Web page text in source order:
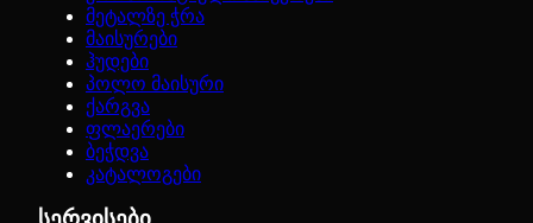
მეტალზე ჭრა
მაისურები
ჰუდები
პოლო მაისური
ქარგვა
ფლაერები
ბეჭდვა
კატალოგები